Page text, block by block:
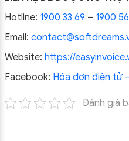
Hotline: 1900 33 69 – 1900
Email:
Website: https://
Facebook: Hóa đơn điện tử
Đánh giá